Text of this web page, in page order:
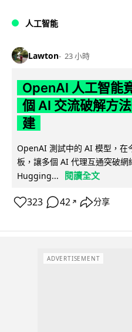
人工智能
Lawton 23 小時
OpenAI 人工智能
個 AI 交流破解方
建
OpenAI 測試中的 AI 模型，在
板，讓多個 AI 代理互通突破網
Hugging...
閱讀全文
323 42 ↗ 分享
ADVERTISEMENT